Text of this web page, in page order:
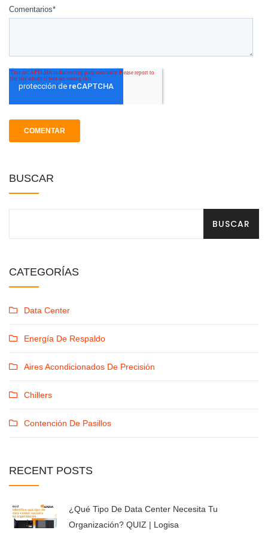
Comentarios*
BUSCAR
BUSCAR
CATEGORÍAS
Data Center
Energía De Respaldo
Aires Acondicionados De Precisión
Chillers
Contención De Pasillos
RECENT POSTS
¿Qué Tipo De Data Center Necesita Tu
Organización? QUIZ | Logisa